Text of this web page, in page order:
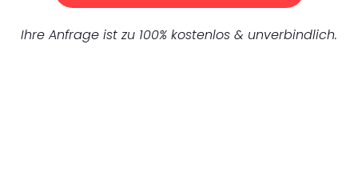
Ihre Anfrage ist zu 100% kostenlos & unverbindlich.